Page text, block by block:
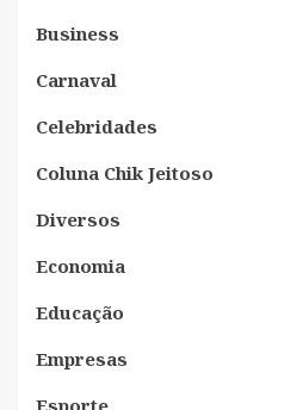
Business
Carnaval
Celebridades
Coluna Chik Jeitoso
Diversos
Economia
Educação
Empresas
Esporte